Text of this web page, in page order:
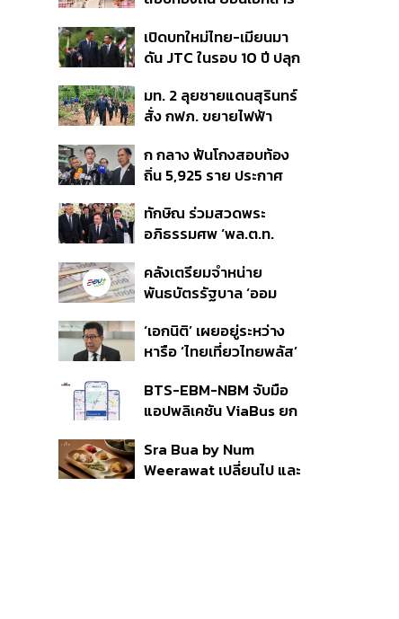
ต่อดอลลาร์
อนุทิน จ่อสอบต่อเอี่ยว
ตัดตอน ม.บูรพา หรือไม่
เปิดบทใหม่ไทย-เมียนมา
ดัน JTC ในรอบ 10 ปี ปลุก
ชายแดน ท่าเรือน้ำลึก
ทวาย
มท. 2 ลุยชายแดนสุรินทร์
สั่ง กฟภ. ขยายไฟฟ้า
350’ เสริมความมั่นคง
ชายแดน
ก กลาง ฟันโกงสอบท้อง
ถิ่น 5,925 ราย ประกาศ
ราย รอ ป.ป.ช. ขีดเส้นแล้ว
เสร็จ 31 ส.ค.
ทักษิณ ร่วมสวดพระ
อภิธรรมศพ ‘พล.ต.ท.
สิน’ สิริอายุ 103 ปี แกนนำ
เพื่อไทย-บุคคลหลาก
คลังเตรียมจำหน่าย
พันธบัตรรัฐบาล ‘ออม
ก.ย.นี้ อาจเพิ่มสัดส่วนการ
ขายแบบ Small Lot First
‘เอกนิติ’ เผยอยู่ระหว่าง
หารือ ‘ไทยเที่ยวไทยพลัส’
แสนล้าน มั่นใจงบต่อ ‘ไทย
ช่วยไทย พลัส’ เฟส 2 มี
BTS-EBM-NBM จับมือ
แอปพลิเคชัน ViaBus ยก
รถไฟฟ้า 3 สายแบบเรียล
ไทม์
Sra Bua by Num
Weerawat เปลี่ยนไป และ